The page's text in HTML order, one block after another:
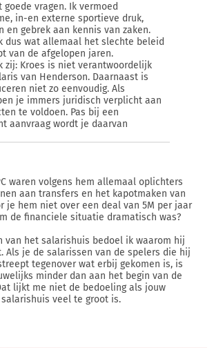
goede vragen. Ik vermoed
in-en externe sportieve druk,
en gebrek aan kennis van zaken.
dus wat allemaal het slechte beleid
van de afgelopen jaren.
zij: Kroes is niet verantwoordelijk
van Henderson. Daarnaast is
niet zo eenvoudig. Als
je immers juridisch verplicht aan
te voldoen. Pas bij een
aanvraag wordt je daarvan
waren volgens hem allemaal oplichters
aan transfers en het kapotmaken van
je hem niet over een deal van 5M per jaar
de financiele situatie dramatisch was?
van het salarishuis bedoel ik waarom hij
Als je de salarissen van de spelers die hij
tegenover wat erbij gekomen is, is
minder dan aan het begin van de
lijkt me niet de bedoeling als jouw
veel te groot is.